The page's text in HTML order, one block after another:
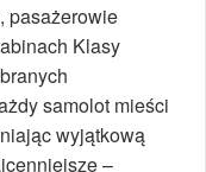
pasażerowie
Klasy
samolot mieści
wyjątkową
–